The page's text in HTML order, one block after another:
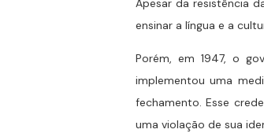
Apesar da resistência
ensinar a língua e a
Porém, em 1947, o
implementou uma
fechamento. Esse
uma violação de sua